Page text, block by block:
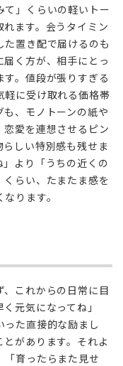
て」くらいの軽いトー
ます。会うタイミン
置き配で届けるのも
く方が、相手にとっ
。値段が張りすぎる
軽に受け取れる価格帯
、モノトーンの紙や
愛を連想させるピン
しい特別感も残せま
より「うちの近くの
らい、たまたま感を
ります。
これからの日常に目
元気になってね」
った直接的な励まし
があります。それよ
「育ったらまた見せ